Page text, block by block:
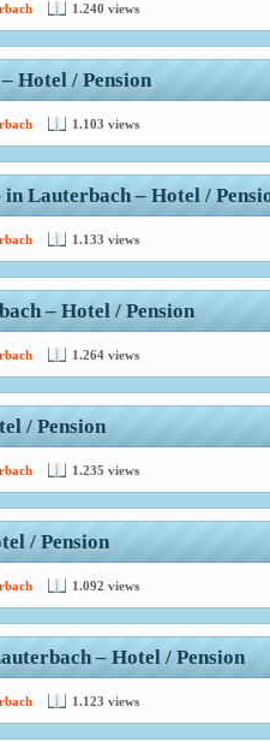
1.240 views
Hotel / Pension
1.103 views
Lauterbach – Hotel /
1.133 views
– Hotel / Pension
1.264 views
/ Pension
1.235 views
/ Pension
1.092 views
– Hotel / Pension
1.123 views